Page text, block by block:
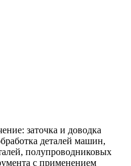
заточка и доводка
деталей машин,
полупроводниковых
с применением